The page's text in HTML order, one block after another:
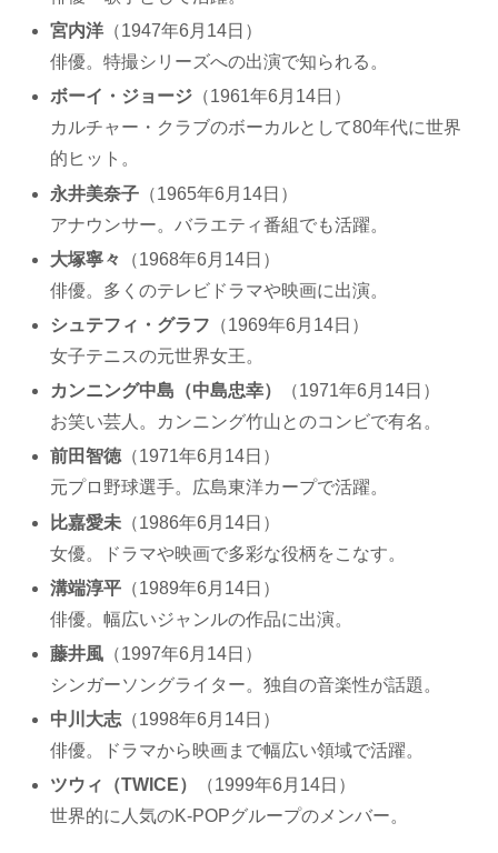
宮内洋 （1947年6月14日）
俳優。特撮シリーズへの出演で知られる。
ボーイ・ジョージ （1961年6月14日）
カルチャー・クラブのボーカルとして80年代に世界
的ヒット。
永井美奈子 （1965年6月14日）
アナウンサー。バラエティ番組でも活躍。
大塚寧々
（1968年6月14日）
俳優。多くのテレビドラマや映画に出演。
シュテフィ・グラフ （1969年6月14日）
女子テニスの元世界女王。
カンニング中島（中島忠幸）
（1971年6月14日）
お笑い芸人。カンニング竹山とのコンビで有名。
前田智徳（1971年6月14日）
元プロ野球選手。広島東洋カープで活躍。
比嘉愛未 （1986年6月14日）
女優。ドラマや映画で多彩な役柄をこなす。
溝端淳平 （1989年6月14日）
俳優。幅広いジャンルの作品に出演。
藤井風 （1997年6月14日）
シンガーソングライター。独自の音楽性が話題。
中川大志 （1998年6月14日）
俳優。ドラマから映画まで幅広い領域で活躍。
ツウィ（TWICE）
（1999年6月14日）
世界的に人気のK-POPグループのメンバー。